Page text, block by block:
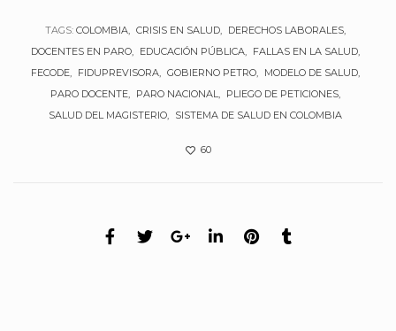
TAGS: COLOMBIA CRISIS EN SALUD
DERECHOS LABORALES
DOCENTES EN PARO
EDUCACIÓN PÚBLICA
FALLAS EN LA SALUD
FECODE
FIDUPREVISORA GOBIERNO PETRO
MODELO DE SALUD
PARO DOCENTE
PARO NACIONAL
PLIEGO DE PETICIONES
SALUD DEL MAGISTERIO
SISTEMA DE SALUD EN COLOMBIA
60